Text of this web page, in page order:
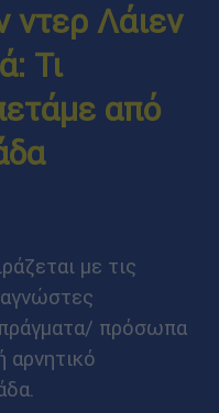
ντερ Λάιεν
Τι
από
με τις
πρόσωπα
αρνητικό